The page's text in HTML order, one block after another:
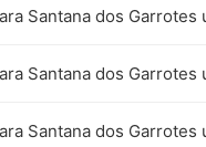
Santana dos
Santana dos
Santana dos